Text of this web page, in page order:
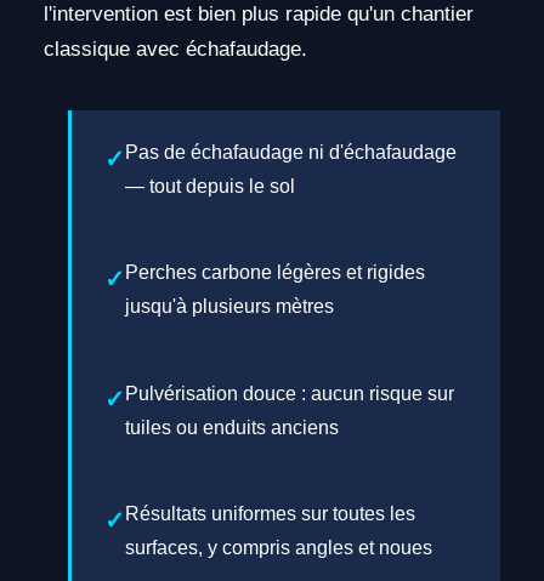
l'intervention est bien plus rapide qu'un chantier
classique avec échafaudage.
Pas de échafaudage ni d'échafaudage
— tout depuis le sol
Perches carbone légères et rigides
jusqu'à plusieurs mètres
Pulvérisation douce : aucun risque sur
tuiles ou enduits anciens
Résultats uniformes sur toutes les
surfaces, y compris angles et noues